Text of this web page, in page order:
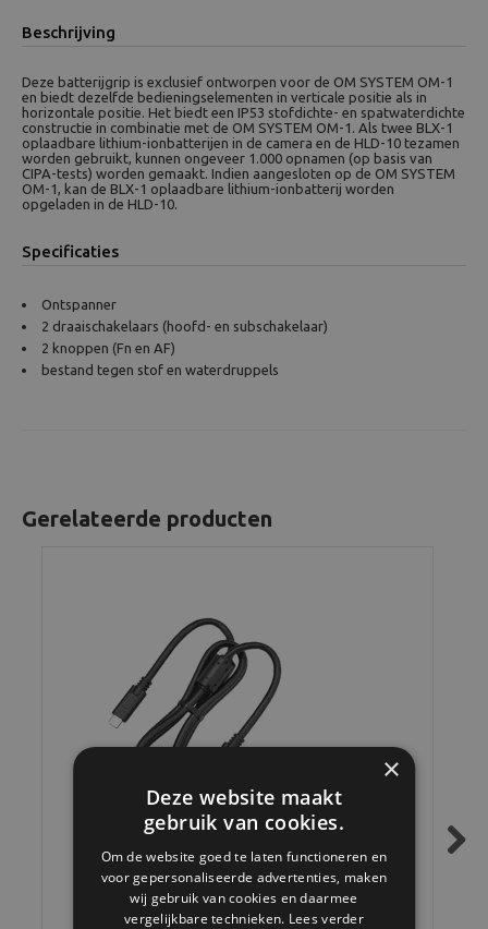
Beschrijving
Deze batterijgrip is exclusief ontworpen voor de OM SYSTEM OM-1
en biedt dezelfde bedieningselementen in verticale positie als in
horizontale positie. Het biedt een IP53 stofdichte- en spatwaterdichte
constructie in combinatie met de OM SYSTEM OM-1. Als twee BLX-1
oplaadbare lithium-ionbatterijen in de camera en de HLD-10 tezamen
worden gebruikt, kunnen ongeveer 1.000 opnamen (op basis van
CIPA-tests) worden gemaakt. Indien aangesloten op de OM SYSTEM
OM-1, kan de BLX-1 oplaadbare lithium-ionbatterij worden
opgeladen in de HLD-10.
Specificaties
Ontspanner
2 draaischakelaars (hoofd- en subschakelaar)
2 knoppen (Fn en AF)
bestand tegen stof en waterdruppels
Gerelateerde producten
×
Deze website maakt
gebruik van cookies.
Om de website goed te laten functioneren en
voor gepersonaliseerde advertenties, maken
wij gebruik van cookies en daarmee
vergelijkbare technieken. Lees verder